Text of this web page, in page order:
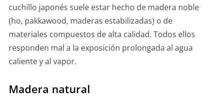
cuchillo japonés suele estar hecho de madera noble
(ho, pakkawood, maderas estabilizadas) o de
materiales compuestos de alta calidad. Todos ellos
responden mal a la exposición prolongada al agua
caliente y al vapor.
Madera natural